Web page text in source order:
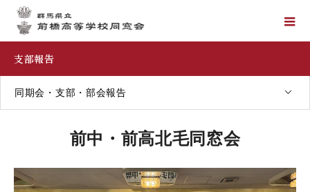
支部報告
同期会・支部・部会報告
前中・前高北毛同窓会